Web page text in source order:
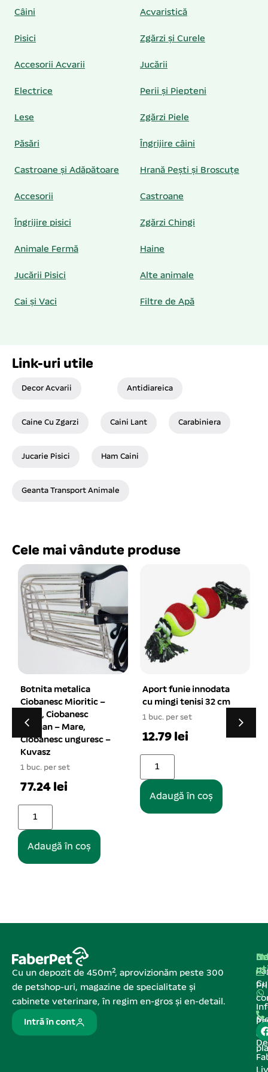
Câini Acvaristică
Pisici Zgărzi și Curele
Accesorii Acvarii Jucării
Electrice Perii și Piepteni
Lese Zgărzi Piele
Păsări Îngrijire câini
Castroane și Adăpătoare Hrană Pești și Broscuțe
Accesorii Castroane
Îngrijire pisici Zgărzi Chingi
Animale Fermă Haine
Jucării Pisici Alte animale
Cai și Vaci Filtre de Apă
Link-uri utile
Decor Acvarii Antidiareica
Caine Cu Zgarzi Caini Lant Carabiniera
Jucarie Pisici Ham Caini
Geanta Transport Animale
Cele mai vândute produse
Mioritic –
unguresc –
în coș
Aport funie innodata
cu mingi tenisi 32 cm
1 buc. per set
12.79 lei
Adaugă în coș
Zgarda din piele
HEAVY bej
1 buc. per set
34.6 lei
Adaugă în
Cu un depozit de 450m², aprovizionăm peste 300
de petshop-uri, magazine de specialitate și
cabinete veterinare, în regim en-gros și en-detail.
Intră în cont
de